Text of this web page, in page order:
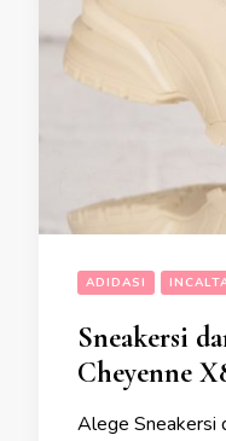
ADIDASI
Sneakersi
Cheyenne
Alege Sneakersi